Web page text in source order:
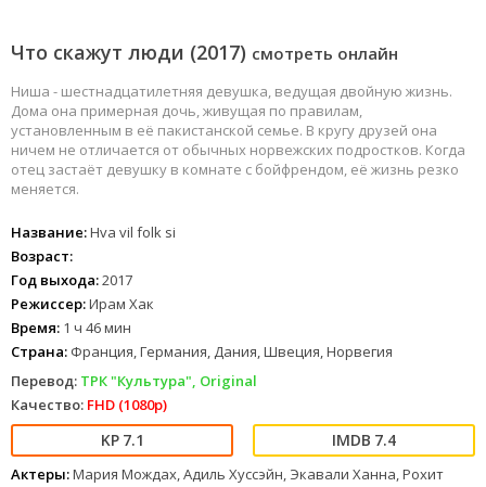
Что скажут люди (2017) смотреть онлайн
Ниша - шестнадцатилетняя девушка, ведущая двойную жизнь.
Дома она примерная дочь, живущая по правилам,
установленным в её пакистанской семье. В кругу друзей она
ничем не отличается от обычных норвежских подростков. Когда
отец застаёт девушку в комнате с бойфрендом, её жизнь резко
меняется.
Название:Hva vil folk si
Возраст:
Год выхода:2017
Режиссер:Ирам Хак
Время: 1 ч 46 мин
Страна: Франция, Германия, Дания, Швеция, Норвегия
Перевод: ТРК "Культура", Original
Качество: FHD (1080p)
7.1 7.4
Актеры:Мария Мождах, Адиль Хуссэйн, Экавали Ханна, Рохит